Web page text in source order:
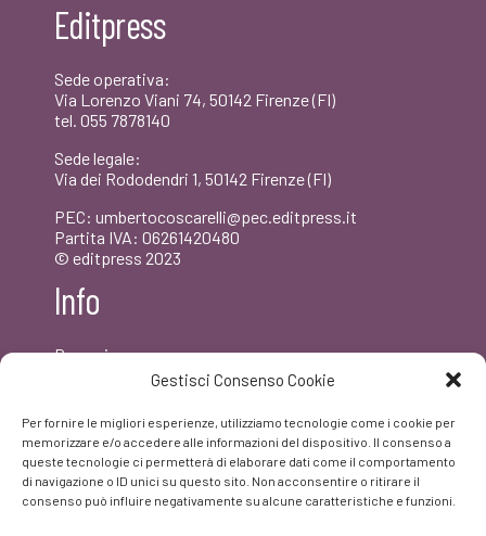
Gestisci Consenso Cookie
Per fornire le migliori esperienze, utilizziamo tecnologie come i cookie per
memorizzare e/o accedere alle informazioni del dispositivo. Il consenso a
queste tecnologie ci permetterà di elaborare dati come il comportamento
di navigazione o ID unici su questo sito. Non acconsentire o ritirare il
consenso può influire negativamente su alcune caratteristiche e funzioni.
€24,00.
Editpress
Sede operativa:
Via Lorenzo Viani 74, 50142 Firenze (FI)
tel. 055 7878140
Sede legale:
Via dei Rododendri 1, 50142 Firenze (FI)
PEC: umbertocoscarelli@pec.editpress.it
Partita IVA: 06261420480
© editpress 2023
Info
Dove siamo
Privacy policy
FAQ
Facebook